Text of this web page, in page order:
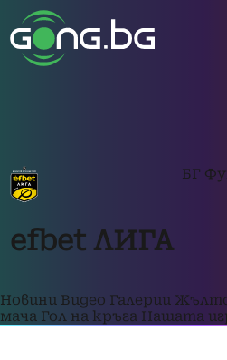
БГ
efbet ЛИГА
Новини Видео Галерии
мача Гол на кръга Нашата